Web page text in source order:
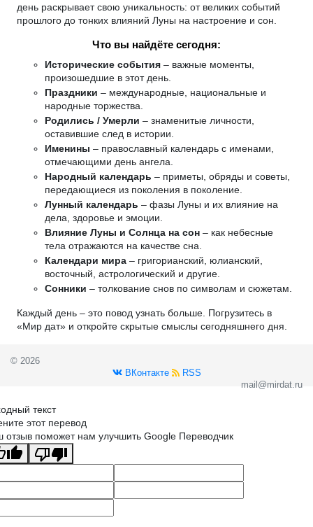
день раскрывает свою уникальность: от великих событий
прошлого до тонких влияний Луны на настроение и сон.
Что вы найдёте сегодня:
Исторические события – важные моменты,
произошедшие в этот день.
Праздники – международные, национальные и
народные торжества.
Родились / Умерли – знаменитые личности,
оставившие след в истории.
Именины – православный календарь с именами,
отмечающими день ангела.
Народный календарь – приметы, обряды и советы,
передающиеся из поколения в поколение.
Лунный календарь – фазы Луны и их влияние на
дела, здоровье и эмоции.
Влияние Луны и Солнца на сон – как небесные
тела отражаются на качестве сна.
Календари мира – григорианский, юлианский,
восточный, астрологический и другие.
Сонники – толкование снов по символам и сюжетам.
Каждый день – это повод узнать больше. Погрузитесь в
«Мир дат» и откройте скрытые смыслы сегодняшнего дня.
© 2026
ВКонтакте
RSS
mail@mirdat.ru
текст
этот перевод
отзыв поможет нам улучшить Google Переводчик